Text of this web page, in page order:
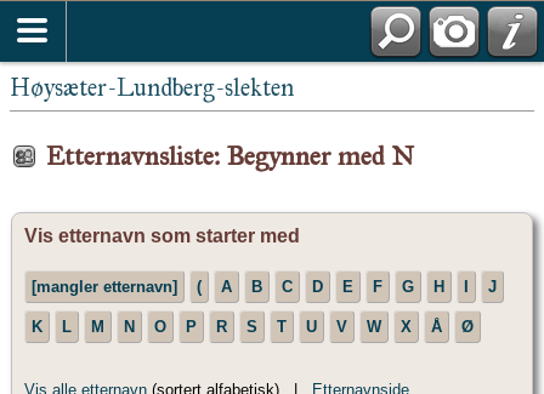
Høysæter-Lundberg-slekten
Etternavnsliste: Begynner med N
Vis etternavn som starter med
[mangler etternavn] ( A B C D E F G H I J
K L M N O P R S T U V W X Å Ø
Vis alle etternavn (sortert alfabetisk) | Etternavnside